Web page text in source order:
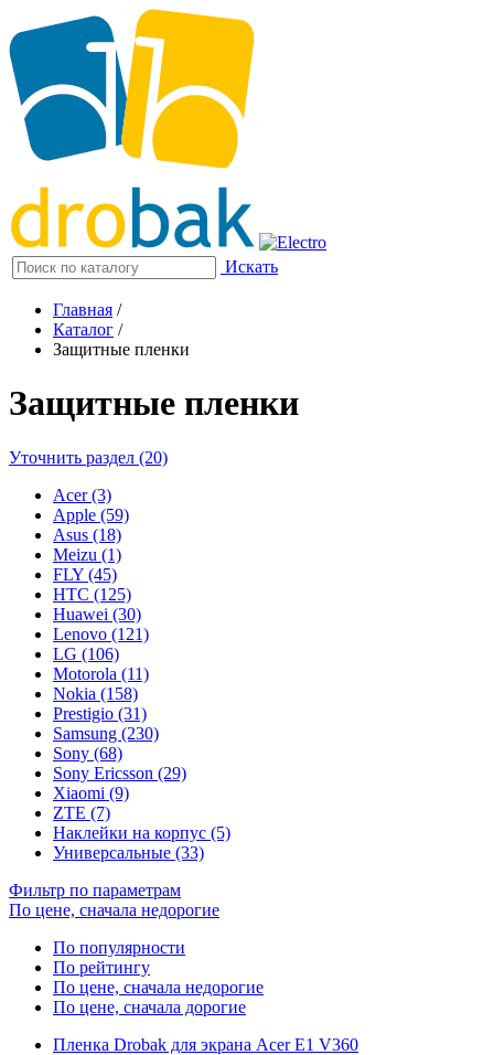
Искать
Главная /
Каталог /
Защитные пленки
Защитные пленки
Уточнить раздел (20)
Acer (3)
Apple (59)
Asus (18)
Meizu (1)
FLY (45)
HTC (125)
Huawei (30)
Lenovo (121)
LG (106)
Motorola (11)
Nokia (158)
Prestigio (31)
Samsung (230)
Sony (68)
Sony Ericsson (29)
Xiaomi (9)
ZTE (7)
Наклейки на корпус (5)
Универсальные (33)
Фильтр по параметрам
По цене, сначала недорогие
По популярности
По рейтингу
По цене, сначала недорогие
По цене, сначала дорогие
Пленка Drobak для экрана Acer E1 V360